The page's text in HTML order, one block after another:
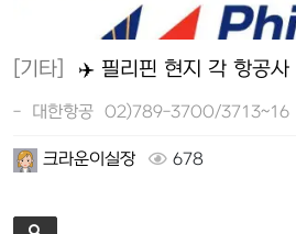
[기타] ✈️ 필리핀 현지 각 항공사
- 대한항공 02)789-3700/
크라운이실장 678